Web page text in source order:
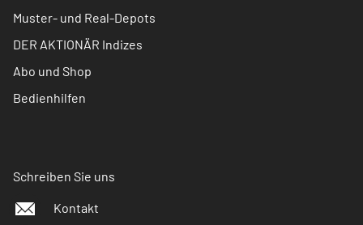
Muster- und Real-Depots
DER AKTIONÄR Indizes
Abo und Shop
Bedienhilfen
Schreiben Sie uns
Kontakt